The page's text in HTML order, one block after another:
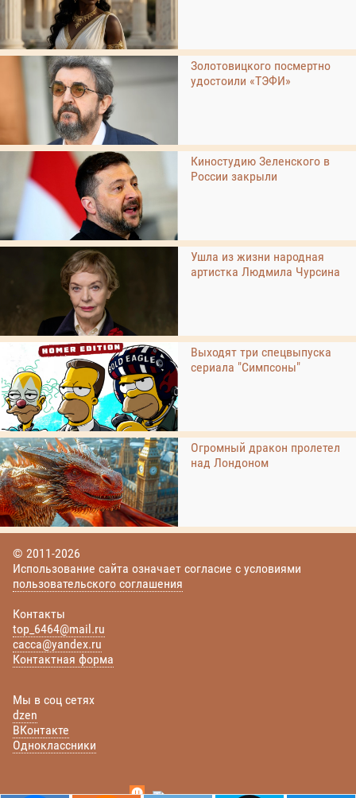
Золотовицкого посмертно
удостоили «ТЭФИ»
Киностудию Зеленского в
России закрыли
Ушла из жизни народная
артистка Людмила Чурсина
Выходят три спецвыпуска
сериала "Симпсоны"
Огромный дракон пролетел
над Лондоном
© 2011-2026
Использование сайта означает согласие с условиями
пользовательского соглашения
Контакты
top_6464@mail.ru
cacca@yandex.ru
Контактная форма
Мы в соц сетях
dzen
ВКонтакте
Одноклассники